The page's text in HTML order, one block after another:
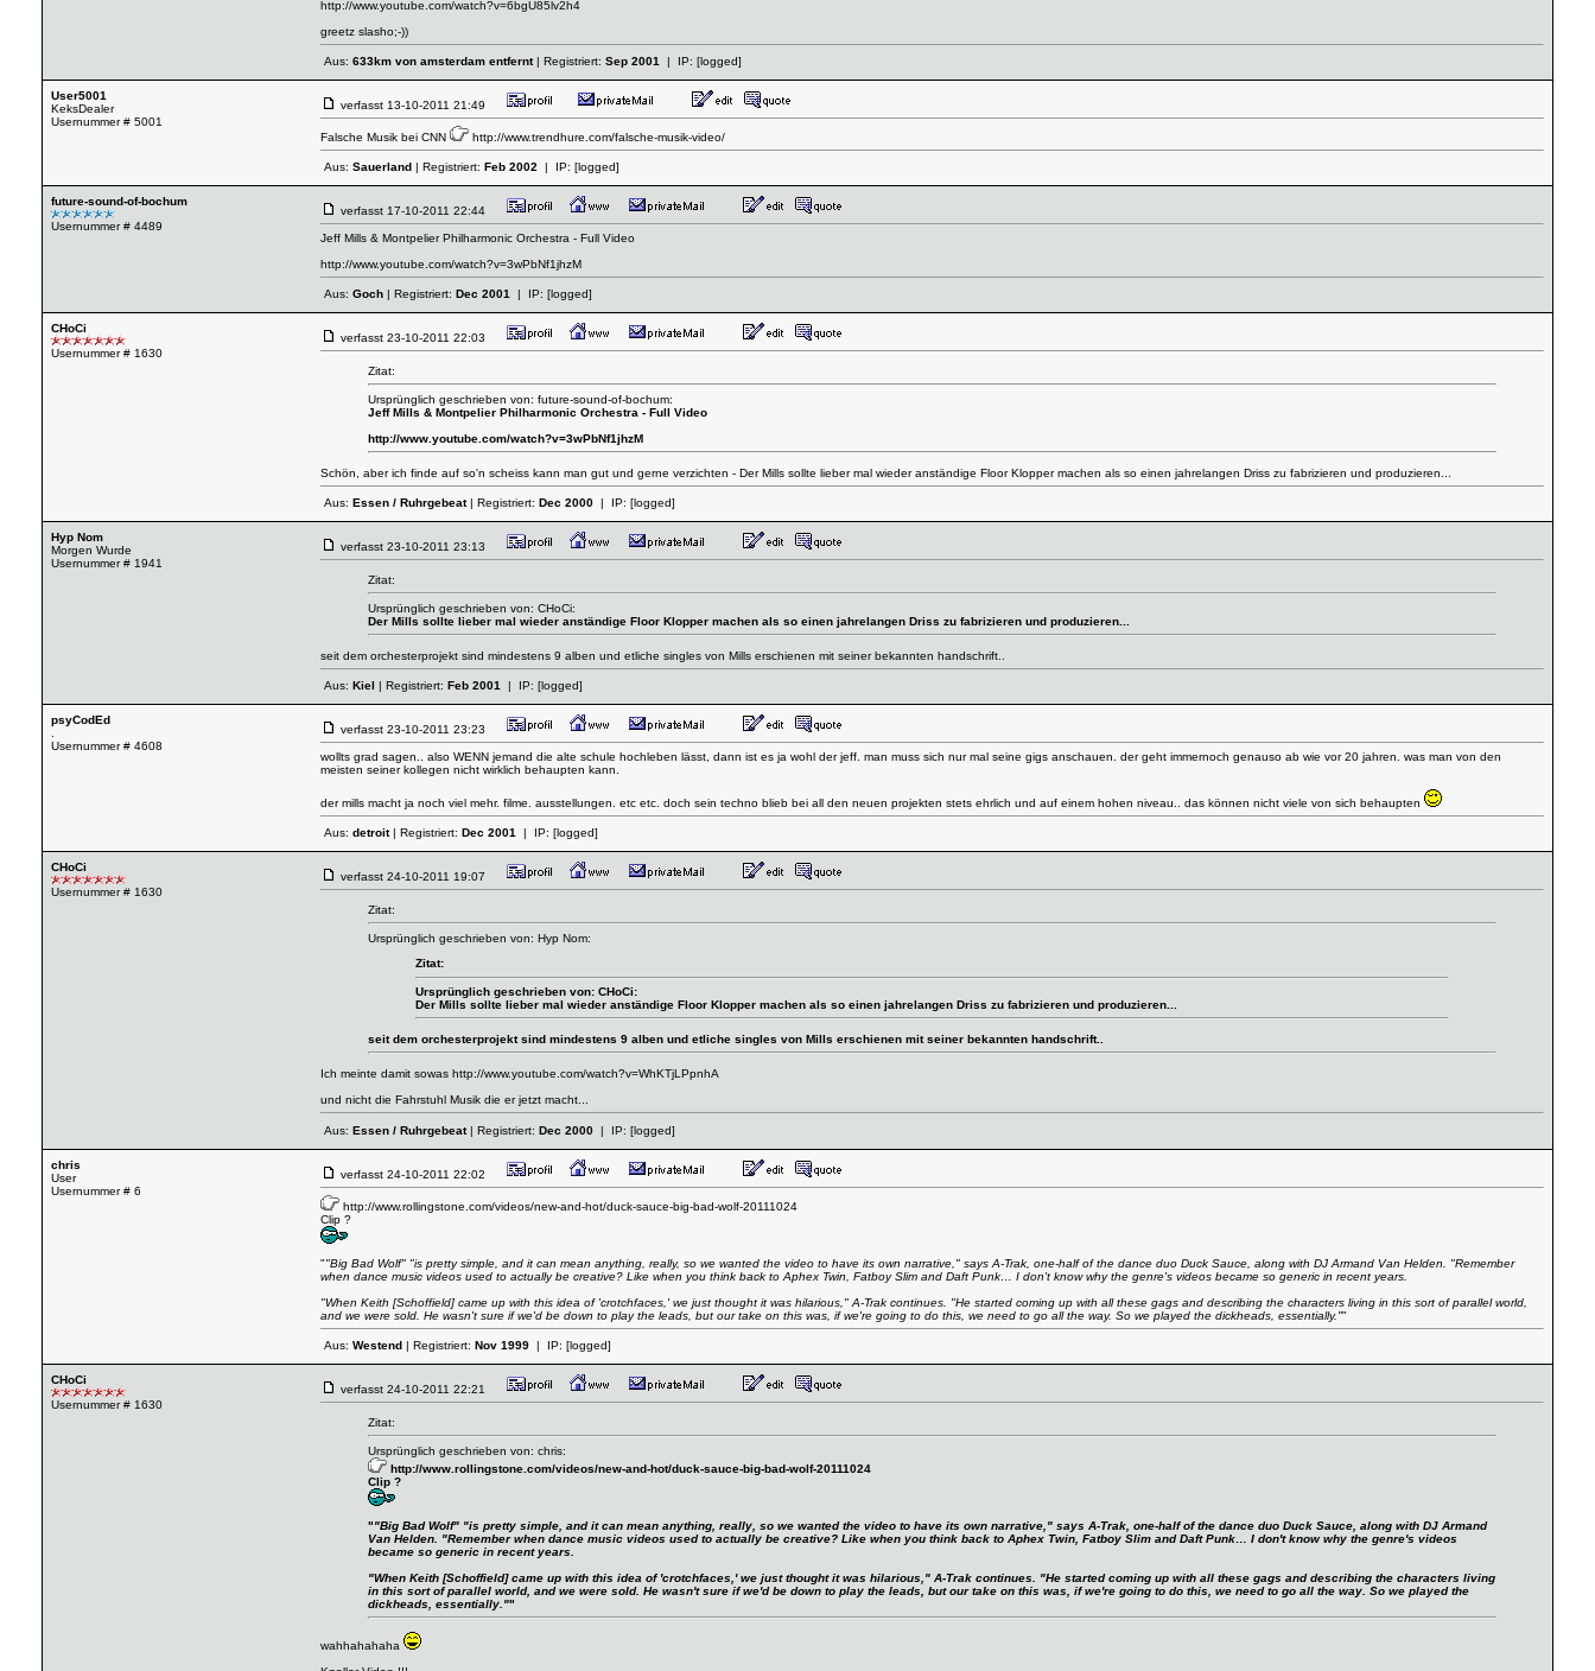
http://www.youtube.com/watch?v=6bgU85lv2h4
greetz slasho;-))
Aus: 633km von amsterdam entfernt| Registriert: Sep 2001 | IP: [logged]
User5001
KeksDealer
Usernummer # 5001
verfasst 13-10-2011 21:49
Falsche Musik bei CNN http://www.trendhure.com/falsche-musik-video/
Aus: Sauerland | Registriert: Feb 2002 | IP: [logged]
future-sound-of-bochum
Usernummer # 4489
verfasst 17-10-2011 22:44
Jeff Mills & Montpelier Philharmonic Orchestra - Full Video
http://www.youtube.com/watch?v=3wPbNf1jhzM
Aus: Goch | Registriert: Dec 2001 | IP: [logged]
CHoCi
Usernummer # 1630
verfasst 23-10-2011 22:03
Zitat:
Ursprünglich geschrieben von: future-sound-of-bochum:
Jeff Mills & Montpelier Philharmonic Orchestra - Full Video
http://www.youtube.com/watch?v=3wPbNf1jhzM
Schön, aber ich finde auf so'n scheiss kann man gut und gerne verzichten - Der Mills sollte lieber mal wieder anständige Floor Klopper machen als so einen jahrelangen Driss zu fabrizieren und produzieren...
Aus: Essen / Ruhrgebeat| Registriert: Dec 2000 | IP: [logged]
Hyp Nom
Morgen Wurde
Usernummer # 1941
verfasst 23-10-2011 23:13
Zitat:
Ursprünglich geschrieben von: CHoCi:
Der Mills sollte lieber mal wieder anständige Floor Klopper machen als so einen jahrelangen Driss zu fabrizieren und produzieren...
seit dem orchesterprojekt sind mindestens 9 alben und etliche singles von Mills erschienen mit seiner bekannten handschrift..
Aus: Kiel | Registriert: Feb 2001 | IP: [logged]
psyCodEd
Usernummer # 4608
verfasst 23-10-2011 23:23
wollts grad sagen.. also WENN jemand die alte schule hochleben lässt, dann ist es ja wohl der jeff. man muss sich nur mal seine gigs anschauen. der geht immernoch genauso ab wie vor 20 jahren. was man von den
meisten seiner kollegen nicht wirklich behaupten kann.
der mills macht ja noch viel mehr. filme. ausstellungen. etc etc. doch sein techno blieb bei all den neuen projekten stets ehrlich und auf einem hohen niveau.. das können nicht viele von sich behaupten
Aus: detroit| Registriert: Dec 2001 | IP: [logged]
CHoCi
Usernummer # 1630
verfasst 24-10-2011 19:07
Zitat:
Ursprünglich geschrieben von: Hyp Nom:
Zitat:
Ursprünglich geschrieben von: CHoCi:
Der Mills sollte lieber mal wieder anständige Floor Klopper machen als so einen jahrelangen Driss zu fabrizieren und produzieren...
seit dem orchesterprojekt sind mindestens 9 alben und etliche singles von Mills erschienen mit seiner bekannten handschrift..
Ich meinte damit sowas http://www.youtube.com/watch?v=WhKTjLPpnhA
und nicht die Fahrstuhl Musik die er jetzt macht...
Aus: Essen / Ruhrgebeat| Registriert: Dec 2000 | IP: [logged]
chris
User
Usernummer # 6
verfasst 24-10-2011 22:02
http://www.rollingstone.com/videos/new-and-hot/duck-sauce-big-bad-wolf-20111024
Clip ?
""Big Bad Wolf" "is pretty simple, and it can mean anything, really, so we wanted the video to have its own narrative," says A-Trak, one-half of the dance duo Duck Sauce, along with DJ Armand Van Helden. "Remember
when dance music videos used to actually be creative? Like when you think back to Aphex Twin, Fatboy Slim and Daft Punk… I don't know why the genre's videos became so generic in recent years.
"When Keith [Schoffield] came up with this idea of 'crotchfaces,' we just thought it was hilarious," A-Trak continues. "He started coming up with all these gags and describing the characters living in this sort of parallel world,
and we were sold. He wasn't sure if we'd be down to play the leads, but our take on this was, if we're going to do this, we need to go all the way. So we played the dickheads, essentially.""
Aus: Westend | Registriert: Nov 1999 | IP: [logged]
CHoCi
Usernummer # 1630
verfasst 24-10-2011 22:21
Zitat:
Ursprünglich geschrieben von: chris:
http://www.rollingstone.com/videos/new-and-hot/duck-sauce-big-bad-wolf-20111024
Clip ?
""Big Bad Wolf" "is pretty simple, and it can mean anything, really, so we wanted the video to have its own narrative," says A-Trak, one-half of the dance duo Duck Sauce, along with DJ Armand
Van Helden. "Remember when dance music videos used to actually be creative? Like when you think back to Aphex Twin, Fatboy Slim and Daft Punk… I don't know why the genre's videos
became so generic in recent years.
"When Keith [Schoffield] came up with this idea of 'crotchfaces,' we just thought it was hilarious," A-Trak continues. "He started coming up with all these gags and describing the characters living
in this sort of parallel world, and we were sold. He wasn't sure if we'd be down to play the leads, but our take on this was, if we're going to do this, we need to go all the way. So we played the
dickheads, essentially.""
wahhahahaha